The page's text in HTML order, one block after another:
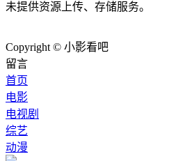
未提供资源上传、存储服务。
Copyright © 小影看吧
留言
首页
电影
电视剧
综艺
动漫